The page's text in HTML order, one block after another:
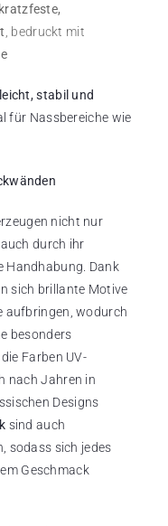
kratzfeste,
, bedruckt mit
leicht, stabil und
für Nassbereiche wie
nicht nur
durch ihr
Handhabung. Dank
sich brillante Motive
aufbringen, wodurch
besonders
Farben UV-
nach Jahren in
Designs
sind auch
sodass sich jedes
Geschmack